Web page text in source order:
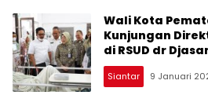
Wali Kota
Kunjungan
di RSUD dr
Siantar 9 Januari